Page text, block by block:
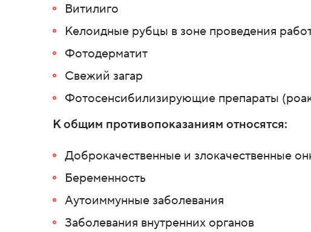
Витилиго
Келоидные рубцы в зоне проведения
Фотодерматит
Свежий загар
Фотосенсибилизирующие препараты
К общим противопоказаниям относятся:
Доброкачественные и злокачественные
Беременность
Аутоиммунные заболевания
Заболевания внутренних органов